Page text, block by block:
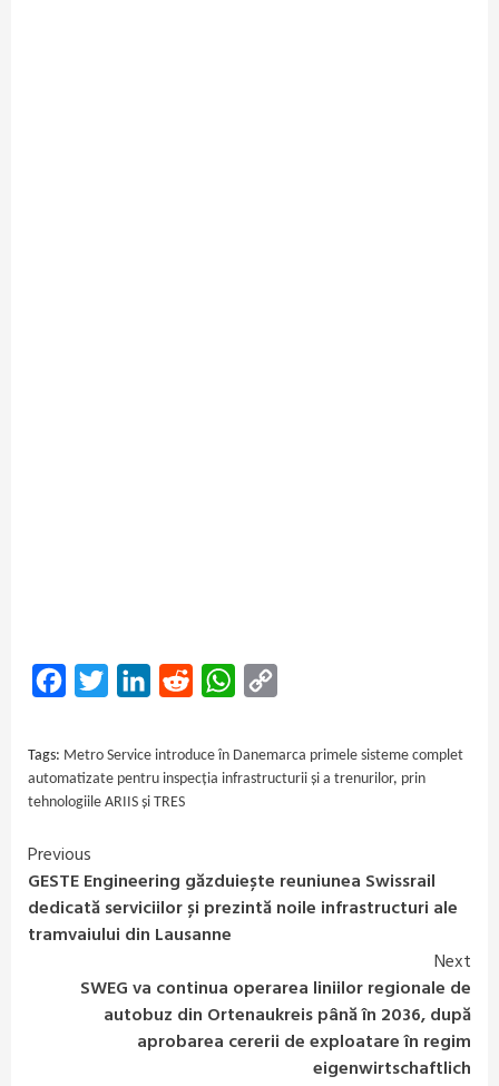
FacebookTwitter LinkedInReddit WhatsApp
Tags: Metro Service introduce în Danemarca primele sisteme complet
automatizate pentru inspecția infrastructurii și a trenurilor, prin
tehnologiile ARIIS și TRES
Continue
Reading
Previous
GESTE Engineering găzduiește reuniunea Swissrail
dedicată serviciilor și prezintă noile infrastructuri ale
tramvaiului din Lausanne
Next
SWEG va continua operarea liniilor regionale de
autobuz din Ortenaukreis până în 2036, după
aprobarea cererii de exploatare în regim
eigenwirtschaftlich